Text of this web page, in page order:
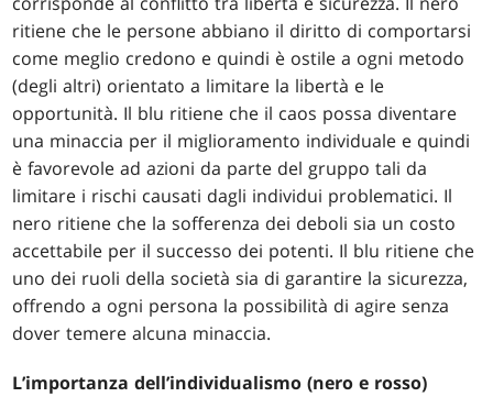
ritiene che le persone abbiano il diritto di comportarsi
come meglio credono e quindi è ostile a ogni metodo
(degli altri) orientato a limitare la libertà e le
opportunità. Il blu ritiene che il caos possa diventare
una minaccia per il miglioramento individuale e quindi
è favorevole ad azioni da parte del gruppo tali da
limitare i rischi causati dagli individui problematici. Il
nero ritiene che la sofferenza dei deboli sia un costo
accettabile per il successo dei potenti. Il blu ritiene che
uno dei ruoli della società sia di garantire la sicurezza,
offrendo a ogni persona la possibilità di agire senza
dover temere alcuna minaccia.
L’importanza dell’individualismo (nero e rosso)